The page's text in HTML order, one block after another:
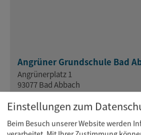
Angrüner Grundschule Bad
Angrünerplatz 1
93077 Bad Abbach
09405 954640
Einstellungen zum
Beim Besuch unserer Website werden